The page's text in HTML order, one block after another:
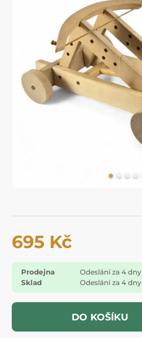
695 Kč
Prodejna
Odeslání za 4 dny
Sklad
Odeslání za 4 dny
DO KOŠÍKU